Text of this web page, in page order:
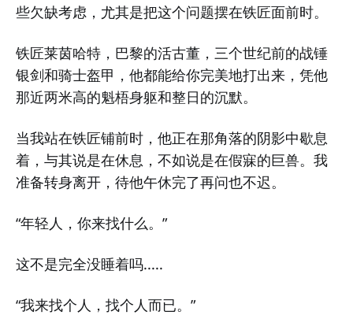
些欠缺考虑，尤其是把这个问题摆在铁匠面前时。
铁匠莱茵哈特，巴黎的活古董，三个世纪前的战锤
银剑和骑士盔甲，他都能给你完美地打出来，凭他
那近两米高的魁梧身躯和整日的沉默。
当我站在铁匠铺前时，他正在那角落的阴影中歇息
着，与其说是在休息，不如说是在假寐的巨兽。我
准备转身离开，待他午休完了再问也不迟。
“年轻人，你来找什么。”
这不是完全没睡着吗.....
“我来找个人，找个人而已。”